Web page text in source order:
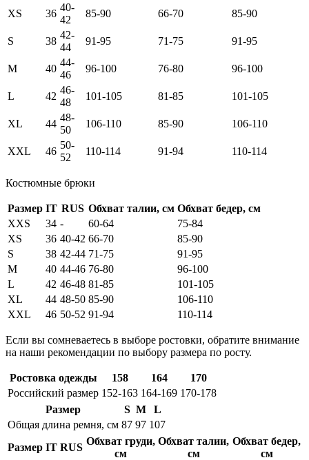
XS
36
40-
42
85-90 66-70 85-90
S 38
42-
44
91-95 71-75 91-95
M 40
44-
46
96-100 76-80 96-100
L 42
46-
48
101-105 81-85 101-105
XL 44
48-
50
106-110 85-90 106-110
XXL 46
50-
52
110-114 91-94 110-114
Костюмные брюки
Размер IT RUS Обхват талии, см Обхват бедер, см
XXS
34 - 60-64
75-84
XS
36 40-42 66-70
85-90
S
38 42-44 71-75
91-95
M
40 44-46 76-80
96-100
L
42 46-48 81-85
101-105
XL
44 48-50 85-90
106-110
XXL
46 50-52 91-94 110-114
Если вы сомневаетесь в выборе ростовки, обратите внимание
на наши рекомендации по выбору размера по росту.
Ростовка одежды 158 164
170
Российский размер 152-163 164-169 170-178
Размер
S M
L
Общая длина ремня, см 87 97 107
Размер IT RUS
Обхват груди,
см
Обхват талии,
см
Обхват бедер,
см